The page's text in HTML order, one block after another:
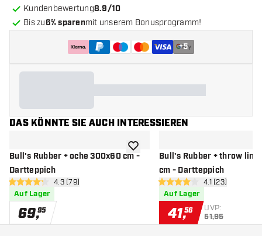
Kundenbewertung8.9/10
Bis zu6% sparenmit unserem Bonusprogramm!
+5
DAS KÖNNTE SIE AUCH INTERESSIEREN
Bull's Rubber + oche 300x60 cm -
Dartteppich
Bewertungsbereich öffnen
4.3 Bewertungssterne
4.3 (79)
Auf Lager
69,95
Zur Wunschliste hinzufügen
Bull's Rubber + throw
cm - Dartteppich
4.1 Bewertungssterne
4.1 (23)
Auf Lager
41,56 UVP:
51,95